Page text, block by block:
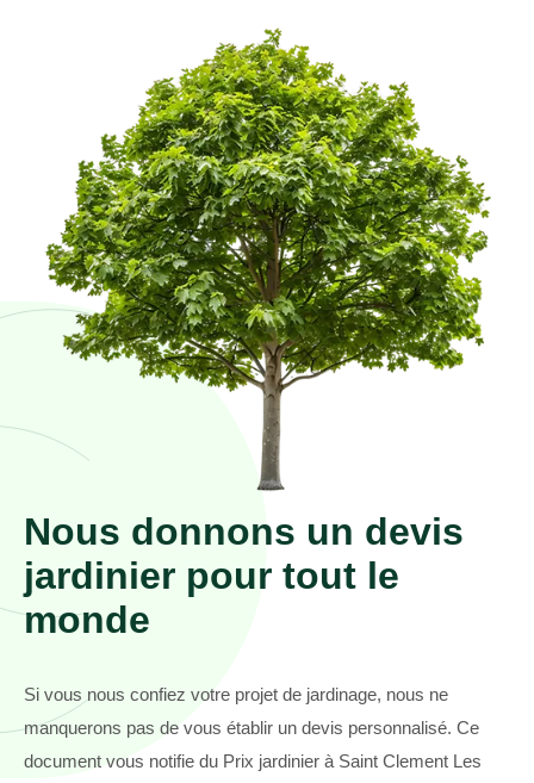
Nous donnons un devis
jardinier pour tout le
monde
Si vous nous confiez votre projet de jardinage, nous ne
manquerons pas de vous établir un devis personnalisé. Ce
document vous notifie du Prix jardinier à Saint Clement Les